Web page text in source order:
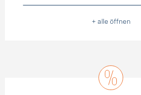
+ alle öffnen